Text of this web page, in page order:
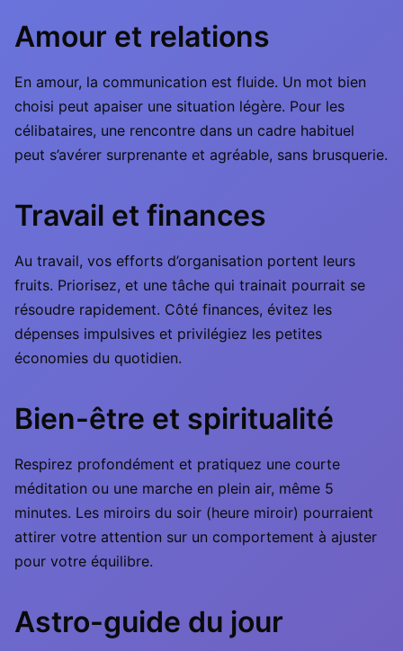
Amour et relations
En amour, la communication est fluide. Un mot bien
choisi peut apaiser une situation légère. Pour les
célibataires, une rencontre dans un cadre habituel
peut s’avérer surprenante et agréable, sans brusquerie.
Travail et finances
Au travail, vos efforts d’organisation portent leurs
fruits. Priorisez, et une tâche qui trainait pourrait se
résoudre rapidement. Côté finances, évitez les
dépenses impulsives et privilégiez les petites
économies du quotidien.
Bien-être et spiritualité
Respirez profondément et pratiquez une courte
méditation ou une marche en plein air, même 5
minutes. Les miroirs du soir (heure miroir) pourraient
attirer votre attention sur un comportement à ajuster
pour votre équilibre.
Astro-guide du jour